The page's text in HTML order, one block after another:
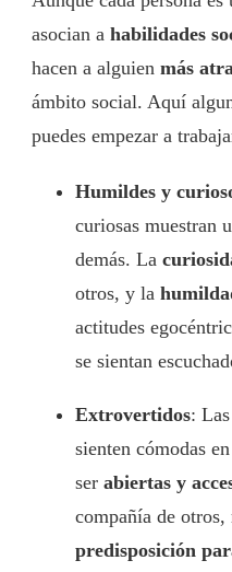
asocian a habilidades
hacen a alguien más
ámbito social. Aquí
puedes empezar a
Humildes y
curiosas muestran
demás. La
otros, y la
actitudes
se sientan
Extrovertidos:
sienten cómodas
ser abiertas y
compañía de otros,
predisposición